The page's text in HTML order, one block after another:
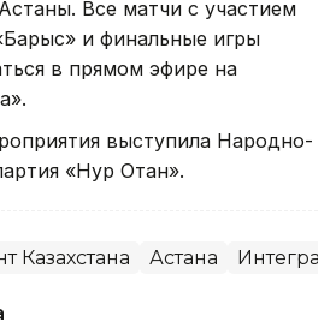
Все матчи с участием
и финальные игры
в прямом эфире на
выступила Народно-
«Нур Отан».
Казахстана Астана